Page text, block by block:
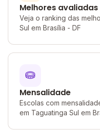
Melhores avaliadas
Veja o ranking das
Sul em Brasília - DF
Mensalidade
Escolas com
em Taguatinga Sul em